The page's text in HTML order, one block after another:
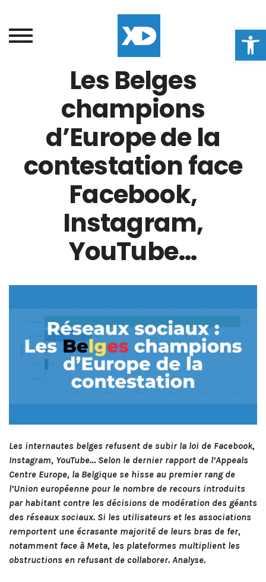
Ouvrir
Les Belges
champions
d’Europe de la
contestation face
Facebook,
Instagram,
YouTube…
Les internautes belges refusent de subir la loi de Facebook,
Instagram, YouTube… Selon le dernier rapport de l’Appeals
Centre Europe, la Belgique se hisse au premier rang de
l’Union européenne pour le nombre de recours introduits
par habitant contre les décisions de modération des géants
des réseaux sociaux. Si les utilisateurs et les associations
remportent une écrasante majorité de leurs bras de fer,
notamment face à Meta, les plateformes multiplient les
obstructions en refusant de collaborer. Analyse.